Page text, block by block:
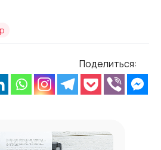
Поделиться: